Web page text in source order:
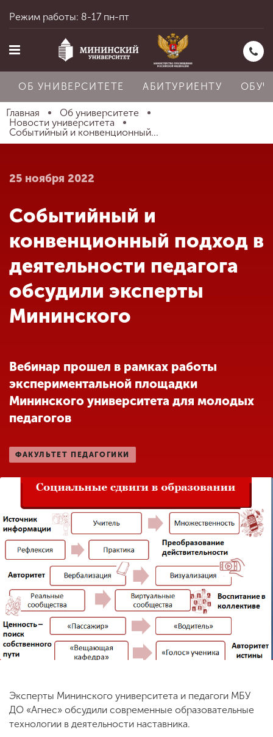
Главная
Абитуриенту
Обучение
Наука
Международная
деятельность
Другие виды
Сведения об
образовательной
организации
SPN CHI
Приемная
комиссия
Режим работы: 8-17 пн-пт
ОБ УНИВЕРСИТЕТЕ АБИТУРИЕНТУ
Главная
Об университете
Новости университета
Событийный и конвенционный...
25 ноября 2022
Событийный и
конвенционный подход в
деятельности педагога
обсудили эксперты
Мининского
Вебинар прошел в рамках работы
экспериментальной площадки
Мининского университета для молодых
педагогов
ФАКУЛЬТЕТ ПЕДАГОГИКИ
Эксперты Мининского университета и педагоги МБУ
ДО «Агнес» обсудили современные образовательные
технологии в деятельности наставника.